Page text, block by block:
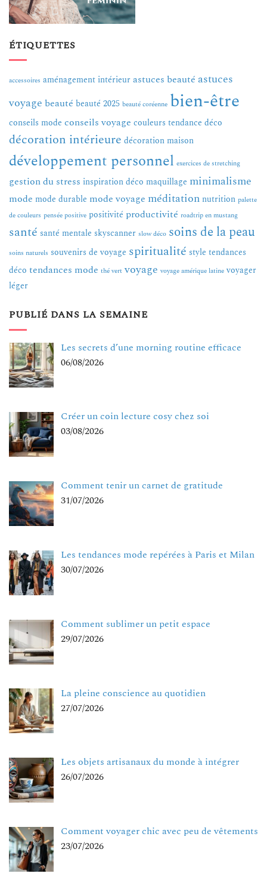
ÉTIQUETTES
accessoires aménagement intérieurastuces beauté astuces
voyage beauté beauté 2025 beauté coréenne bien-être
conseils mode conseils voyage couleurs tendance déco
décoration intérieure décoration maison
développement personnel exercices de stretching
gestion du stress inspiration déco maquillage minimalisme
mode mode durable mode voyage méditationnutrition palette
de couleurs pensée positive positivité productivité roadtrip en mustang
santé santé mentale skyscanner slow déco soins de la peau
soins naturels souvenirs de voyage spiritualité style tendances
déco tendances mode thé vert voyage voyage amérique latine voyager
léger
PUBLIÉ DANS LA SEMAINE
Les secrets d’une morning routine efficace
06/08/2026
Créer un coin lecture cosy chez soi
03/08/2026
Comment tenir un carnet de gratitude
31/07/2026
Les tendances mode repérées à Paris et Milan
30/07/2026
Comment sublimer un petit espace
29/07/2026
La pleine conscience au quotidien
27/07/2026
Les objets artisanaux du monde à intégrer
26/07/2026
Comment voyager chic avec peu de vêtements
23/07/2026